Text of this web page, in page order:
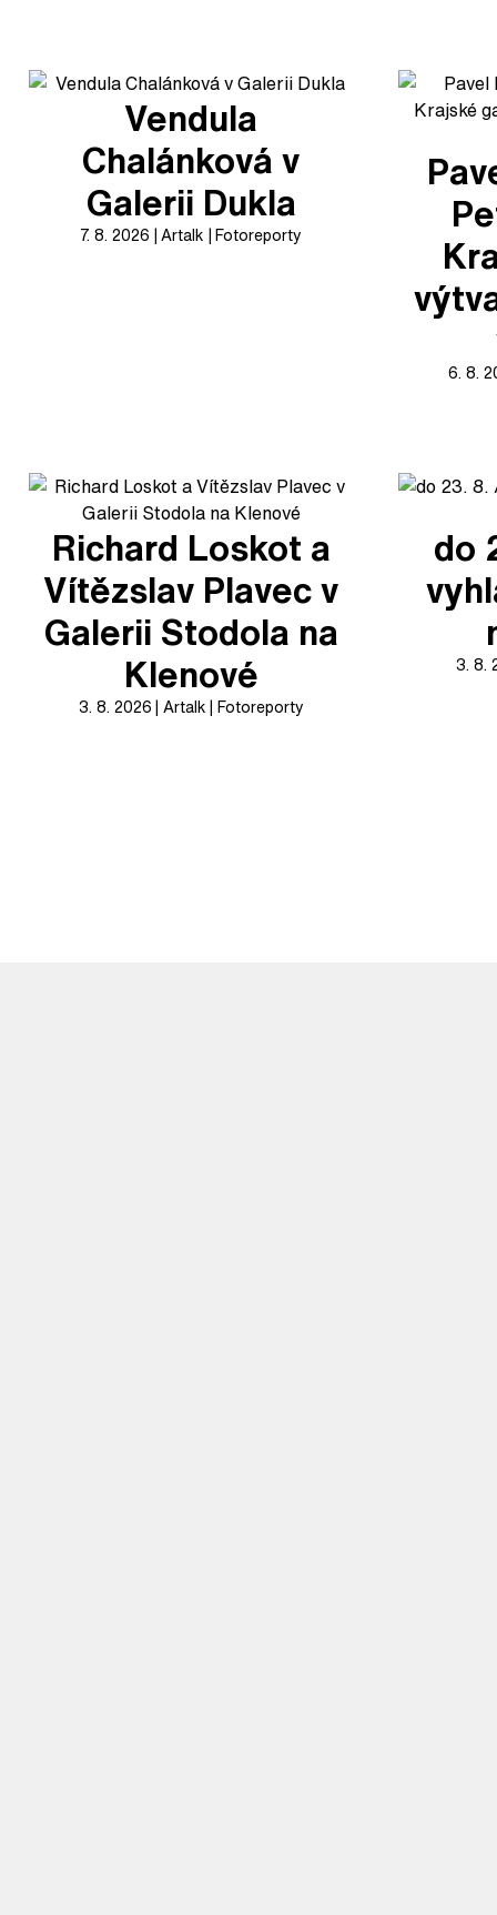
Vendula
Chalánková v
Galerii Dukla
7. 8. 2026 Artalk Fotoreporty
6. 8.
Richard Loskot a
Vítězslav Plavec v
Galerii Stodola na
Klenové
3. 8. 2026 Artalk Fotoreporty
do
3. 8.